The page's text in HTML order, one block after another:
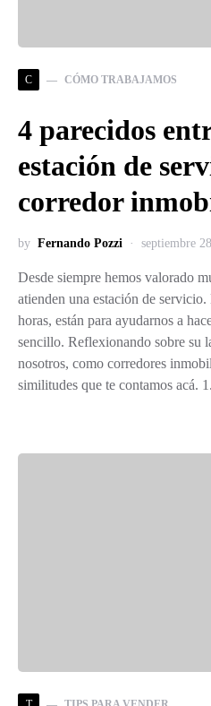
C CÓMO TRABAJAMOS
4 parecidos
estación de
corredor
by Fernando Pozzi septiembre
Desde siempre hemos valorado
atienden una estación de servicio.
horas, están para ayudarnos a
sencillo. Reflexionando sobre su
nosotros, como corredores
similitudes que te contamos acá.